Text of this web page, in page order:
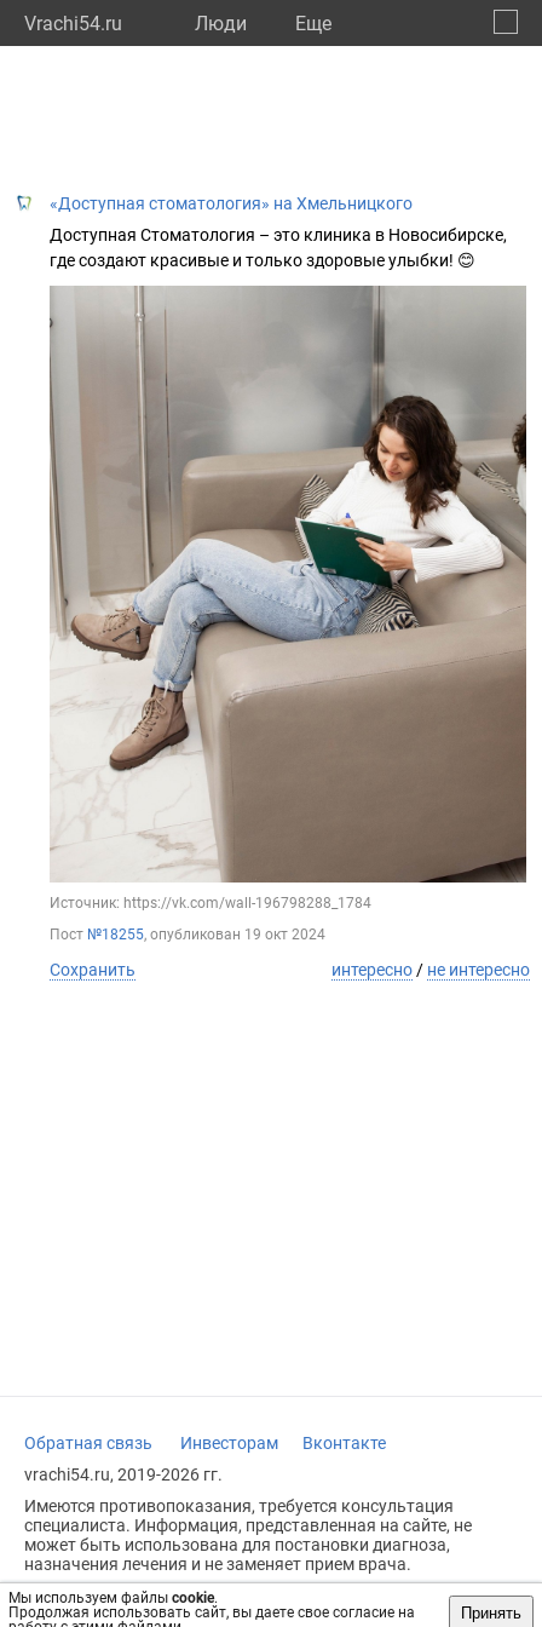
Vrachi54.ru Люди Eще
Мы используем файлы cookie.
Продолжая использовать сайт, вы даете свое согласие на
Принять
«Доступная стоматология» на Хмельницкого
Доступная Стоматология – это клиника в Новосибирске,
где создают красивые и только здоровые улыбки! 😊
Источник: https://vk.com/wall-196798288_1784
Пост №18255, опубликован 19 окт 2024
Сохранить интересно / не интересно
Обратная связь Инвесторам
Вконтакте
vrachi54.ru, 2019-2026 гг.
Имеются противопоказания, требуется консультация
специалиста. Информация, представленная на сайте, не
может быть использована для постановки диагноза,
назначения лечения и не заменяет прием врача.
Возрастное ограничение: 18+